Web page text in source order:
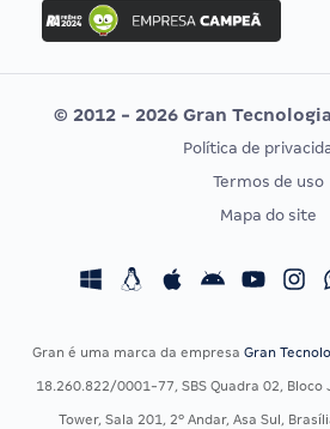
Concurso MPU
Editais publicados
CONCURSOS POR PROFISSÃO
Concursos Fiscais
© 2012 - 2026 Gran
Política de
Termos de uso
Mapa do site
Gran é uma marca da empresa Gran
18.260.822/0001-77, SBS Quadra 02, Bloco
Tower, Sala 201, 2º Andar, Asa Sul,